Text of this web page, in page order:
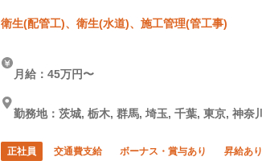
衛生(配管工)、衛生(水道)、施工管理(管工事)
月給：45万円〜
勤務地：茨城, 栃木, 群馬, 埼玉, 千葉, 東京, 神奈川
正社員 交通費支給 ボーナス・賞与あり 昇給あり